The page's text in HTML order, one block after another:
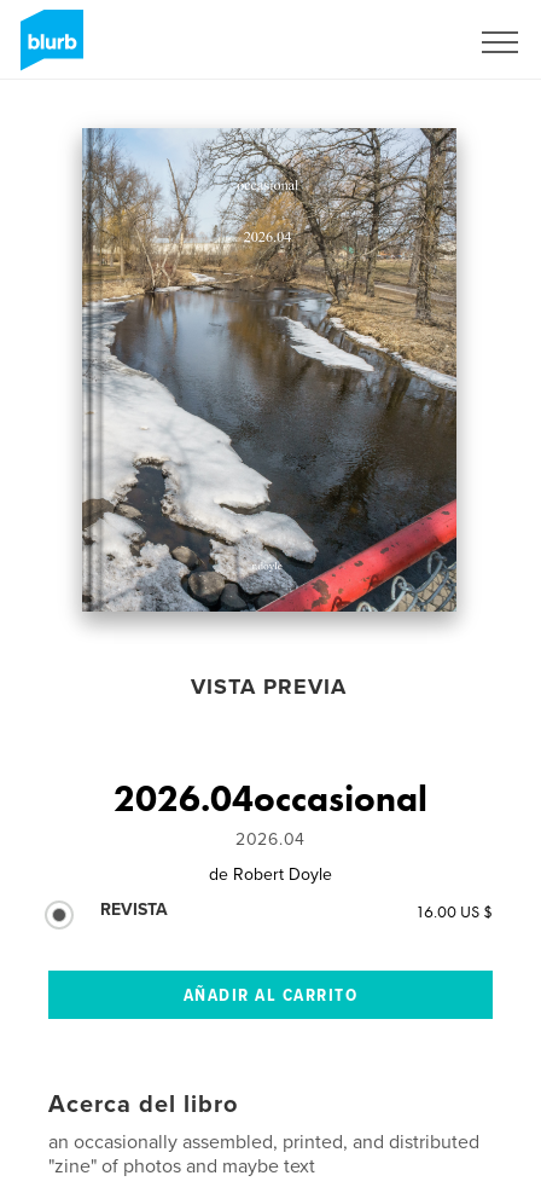
VISTA PREVIA
2026.04occasional
2026.04
de Robert Doyle
REVISTA
16.00 US $
Acerca del libro
an occasionally assembled, printed, and distributed
"zine" of photos and maybe text